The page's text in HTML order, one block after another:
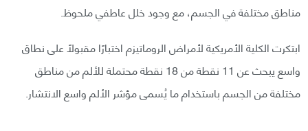
مناطق مختلفة في الجسم، مع وجود خلل عاطفي ملحوظ.
ابتكرت الكلية الأمريكية لأمراض الروماتيزم اختبارًا مقبولًا على نطاق
واسع يبحث عن 11 نقطة من 18 نقطة محتملة للألم من مناطق
مختلفة من الجسم باستخدام ما يُسمى مؤشر الألم واسع الانتشار.